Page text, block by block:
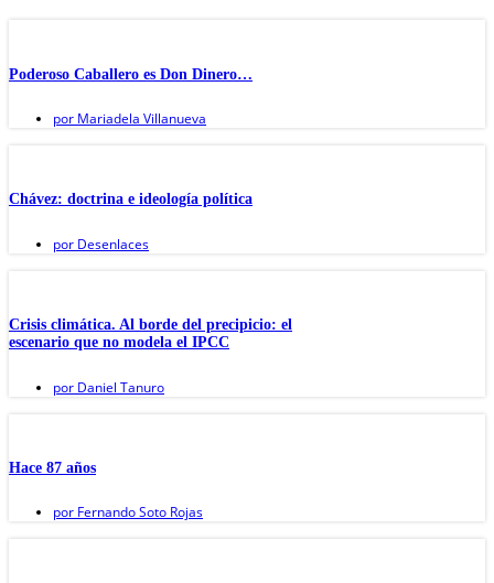
Poderoso Caballero es Don Dinero…
por Mariadela Villanueva
Chávez: doctrina e ideología política
por Desenlaces
Crisis climática. Al borde del precipicio: el
escenario que no modela el IPCC
por Daniel Tanuro
Hace 87 años
por Fernando Soto Rojas